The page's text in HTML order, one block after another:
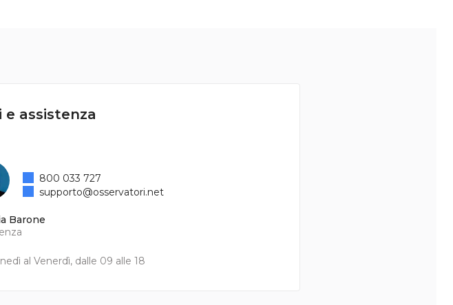
assistenza
Barone
al Venerdì, dalle 09 alle 18
800 033 727
supporto@osservatori.net